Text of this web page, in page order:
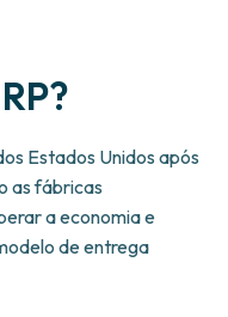
Estados Unidos após
as fábricas
a economia e
de entrega